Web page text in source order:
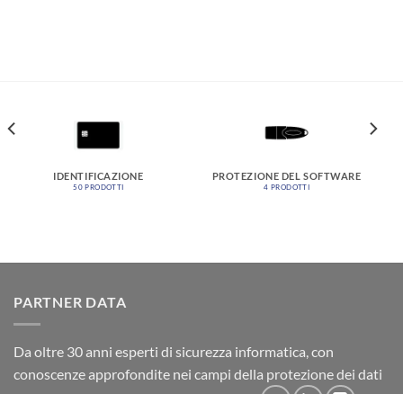
IDENTIFICAZIONE
50 PRODOTTI
PROTEZIONE DEL SOFTWARE
4 PRODOTTI
PARTNER DATA
Da oltre 30 anni esperti di sicurezza informatica, con
conoscenze approfondite nei campi della protezione dei dati